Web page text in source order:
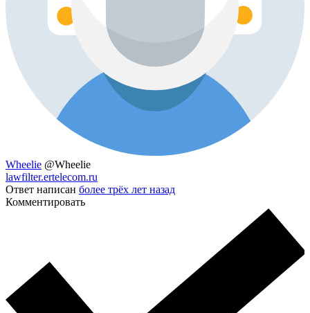
Wheelie @Wheelie
lawfilter.ertelecom.ru
Ответ написан более трёх лет назад
Комментировать